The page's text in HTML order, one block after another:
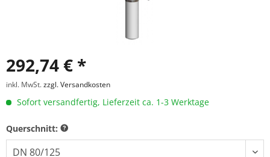
292,74 € *
inkl. MwSt.zzgl. Versandkosten
Sofort versandfertig, Lieferzeit ca. 1-3 Werktage
Querschnitt: